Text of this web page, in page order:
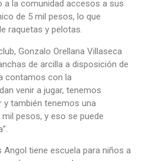
a la comunidad accesos a sus
de 5 mil pesos, lo que
raquetas y pelotas.
Gonzalo Orellana Villaseca
de arcilla a disposición de
contamos con la
venir a jugar, tenemos
y también tenemos una
pesos, y eso se puede
Angol tiene escuela para niños a